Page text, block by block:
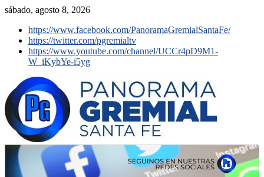
sábado, agosto 8, 2026
https://www.facebook.com/PanoramaGremialSantaFe/
https://twitter.com/pgremialtv
https://www.youtube.com/channel/UCCr4pD9M1-
W_iKybYe-i5yg